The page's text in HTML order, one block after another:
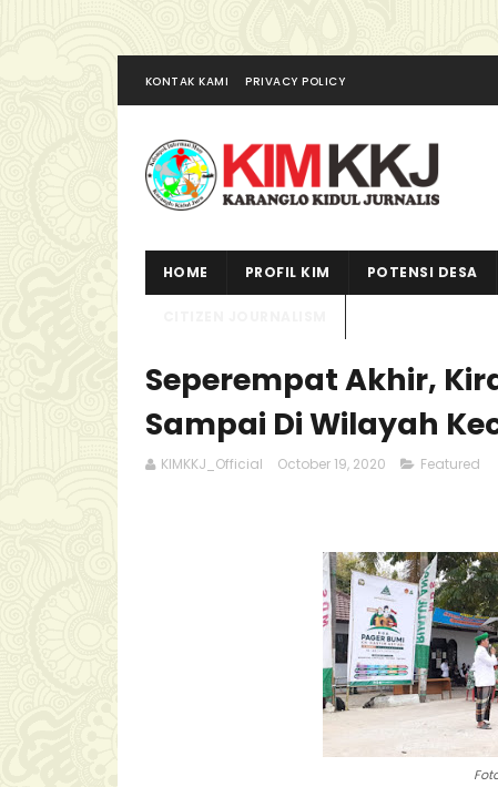
KONTAK KAMI PRIVACY POLICY
HOME PROFIL KIM POTENSI DESA
Seperempat Akhir,
Sampai Di Wilayah
KIMKKJ_Official October 19, 2020 Featured